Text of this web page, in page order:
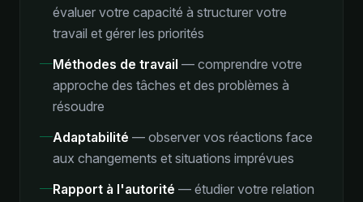
évaluer votre capacité à structurer votre
travail et gérer les priorités
Méthodes de travail — comprendre votre
approche des tâches et des problèmes à
résoudre
Adaptabilité — observer vos réactions face
aux changements et situations imprévues
Rapport à l'autorité — étudier votre relation